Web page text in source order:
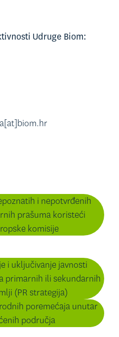
Udruge Biom:
i nepotvrđenih
prašuma koristeći
komisije
i uključivanje javnosti
primarnih ili sekundarnih
(PR strategija)
poremećaja unutar
područja